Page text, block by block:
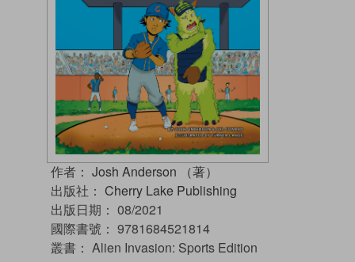
作者： Josh Anderson （著）
出版社： Cherry Lake Publishing
出版日期： 08/2021
國際書號： 9781684521814
叢書： Alien Invasion: Sports Edition